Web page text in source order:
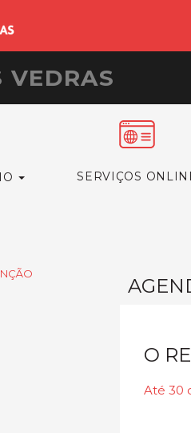
VEDRAS
SERVIÇOS
O
Até 30